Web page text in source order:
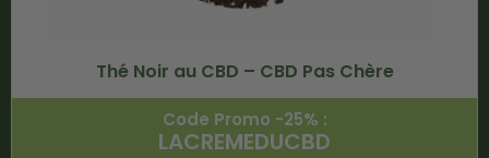
Thé Noir au CBD – CBD Pas Chère
Code Promo -25% :
LACREMEDUCBD